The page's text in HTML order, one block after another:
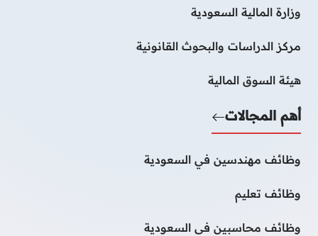
وزارة المالية السعودية
مركز الدراسات والبحوث القانونية
هيئة السوق المالية
أهم المجالات
وظائف مهندسين في السعودية
وظائف تعليم
وظائف محاسبين فى السعودية